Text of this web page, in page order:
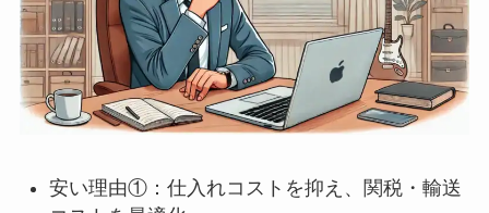
安い理由①：仕入れコストを抑え、関税・輸送